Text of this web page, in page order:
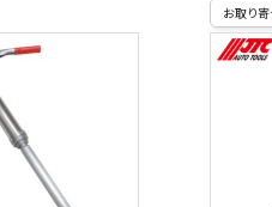
お取り